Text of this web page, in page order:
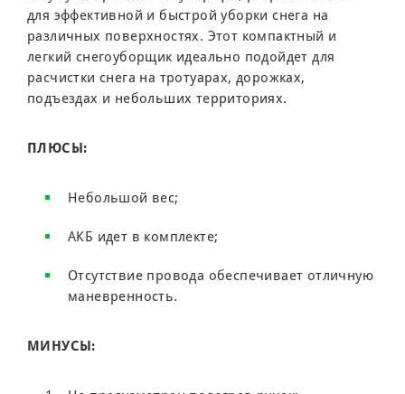
для эффективной и быстрой уборки снега на
различных поверхностях. Этот компактный и
легкий снегоуборщик идеально подойдет для
расчистки снега на тротуарах, дорожках,
подъездах и небольших территориях.
ПЛЮСЫ:
Небольшой вес;
АКБ идет в комплекте;
Отсутствие провода обеспечивает отличную
маневренность.
МИНУСЫ: